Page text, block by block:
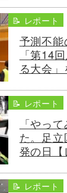
📝 レポート
予測不能
「第14
る大会」
📝 レポート
「やっ
た。足
発の日【
📝 レポート